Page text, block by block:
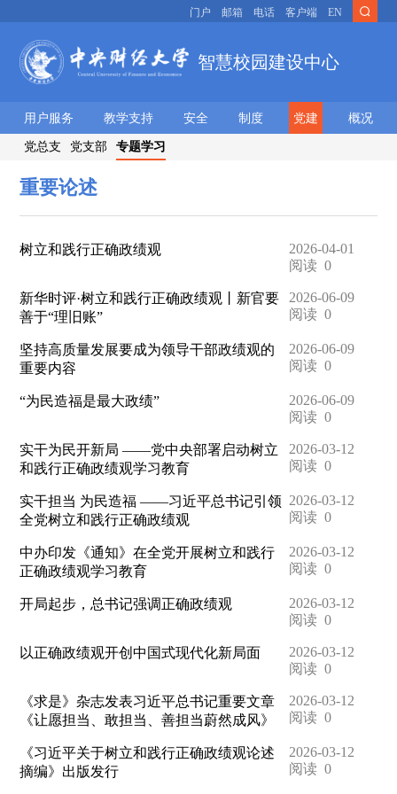
门户 邮箱 电话 客户端 EN
智慧校园建设中心
用户服务 教学支持 安全 制度 党建 概况
党总支 党支部 专题学习
重要论述
树立和践行正确政绩观
2026-04-01
阅读 0
新华时评·树立和践行正确政绩观丨新官要
善于“理旧账”
2026-06-09
阅读 0
坚持高质量发展要成为领导干部政绩观的
重要内容
2026-06-09
阅读 0
“为民造福是最大政绩”
2026-06-09
阅读 0
实干为民开新局 ——党中央部署启动树立
和践行正确政绩观学习教育
2026-03-12
阅读 0
实干担当 为民造福 ——习近平总书记引领
全党树立和践行正确政绩观
2026-03-12
阅读 0
中办印发《通知》在全党开展树立和践行
正确政绩观学习教育
2026-03-12
阅读 0
开局起步，总书记强调正确政绩观
2026-03-12
阅读 0
以正确政绩观开创中国式现代化新局面
2026-03-12
阅读 0
《求是》杂志发表习近平总书记重要文章
《让愿担当、敢担当、善担当蔚然成风》
2026-03-12
阅读 0
《习近平关于树立和践行正确政绩观论述
摘编》出版发行
2026-03-12
阅读 0